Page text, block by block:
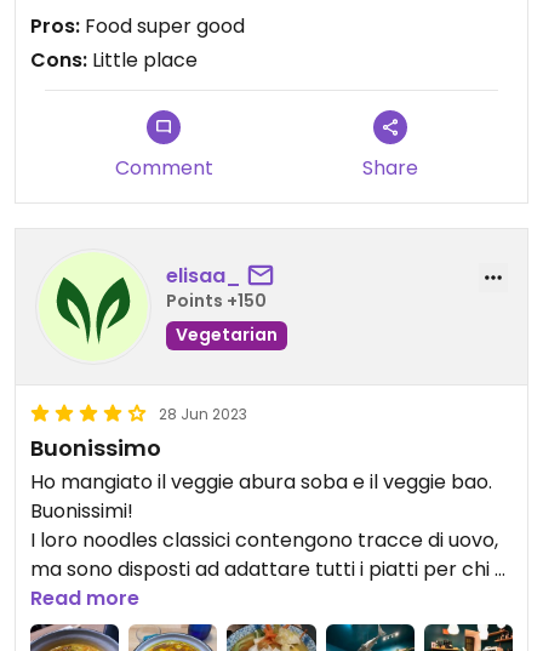
Pros: Food super good
Cons: Little place
Comment Share
elisaa_
Points +150
Vegetarian
28 Jun 2023
Buonissimo
Ho mangiato il veggie abura soba e il veggie bao.
Buonissimi!
I loro noodles classici contengono tracce di uovo,
ma sono disposti ad adattare tutti i piatti per chi è
vegano. Locale molto carino, personale gentile.
Read more